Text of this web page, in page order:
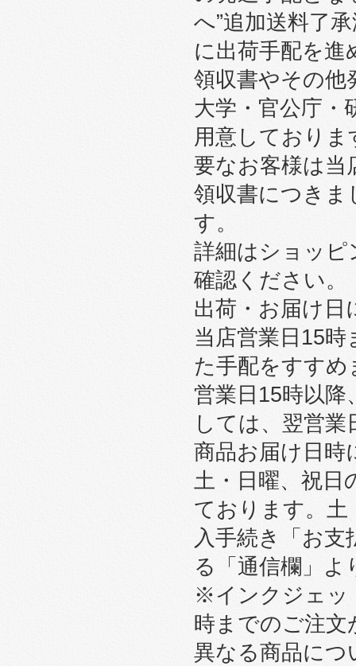
へ”追加送料了
に出荷手配を進
領収書やその他
大学・官公庁・
用意しておりま
要なお客様は当
領収書につきま
す。
詳細はショッ
確認ください。
出荷・お届け日
当店営業日15
た手配をすすめ
営業日15時以
しては、翌営
商品お届け日時
土・日曜、祝日
ております。土
入手続き「お
る「通信欄」
※インクジェッ
時までのご注文
異なる商品につ